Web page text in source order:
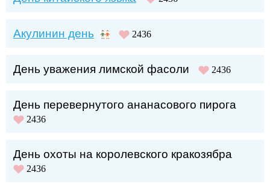
Акулинин день 2436
День уважения лимской фасоли 2436
День перевернутого ананасового пирога
2436
День охоты на королевского кракозябра
2436